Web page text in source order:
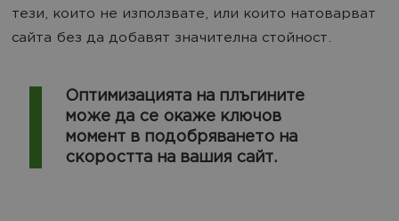
тези, които не използвате, или които натоварват
сайта без да добавят значителна стойност.
Оптимизацията на плъгините
може да се окаже ключов
момент в подобряването на
скоростта на вашия сайт.